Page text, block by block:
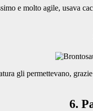
e molto agile, usava
gli permettevano,
6.